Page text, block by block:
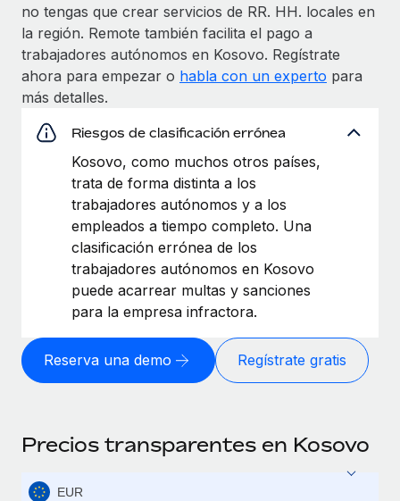
no tengas que crear servicios de RR. HH. locales en
la región. Remote también facilita el pago a
trabajadores autónomos en Kosovo. Regístrate
ahora para empezar o habla con un experto para
más detalles.
Riesgos de clasificación errónea
Kosovo, como muchos otros países,
trata de forma distinta a los
trabajadores autónomos y a los
empleados a tiempo completo. Una
clasificación errónea de los
trabajadores autónomos en Kosovo
puede acarrear multas y sanciones
para la empresa infractora.
Reserva una demo Regístrate gratis
Precios transparentes en Kosovo
EUR